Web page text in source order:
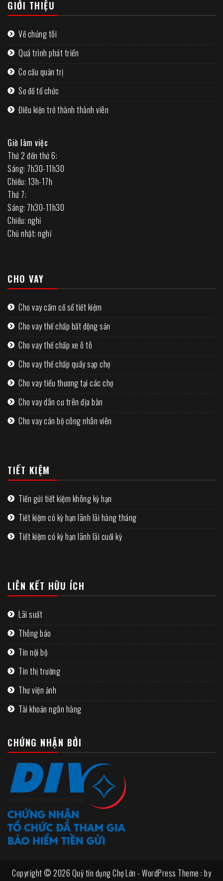
GIỚI THIỆU
Về chúng tôi
Quá trình phát triển
Cơ cấu quản trị
Sơ đồ tổ chức
Điều kiện trở thành thành viên
Giờ làm việc
Thứ 2 đến thứ 6:
Sáng: 7h30-11h30
Chiều: 13h-17h
Thứ 7:
Sáng: 7h30-11h30
Chiều: nghỉ
Chủ nhật: nghỉ
CHO VAY
Cho vay cầm cố sổ tiết kiệm
Cho vay thế chấp bất động sản
Cho vay thế chấp xe ô tô
Cho vay thế chấp quầy sạp chợ
Cho vay tiểu thương tại các chợ
Cho vay dân cư trên địa bàn
Cho vay cán bộ công nhân viên
TIẾT KIỆM
Tiền gửi tiết kiệm không kỳ hạn
Tiết kiệm có kỳ hạn lãnh lãi hàng tháng
Tiết kiệm có kỳ hạn lãnh lãi cuối kỳ
LIÊN KẾT HỮU ÍCH
Lãi suất
Thông báo
Tin nội bộ
Tin thị trường
Thư viện ảnh
Tài khoản ngân hàng
CHỨNG NHẬN BỞI
Copyright © 2026 Quỹ tín dụng Chợ Lớn - WordPress Theme : by